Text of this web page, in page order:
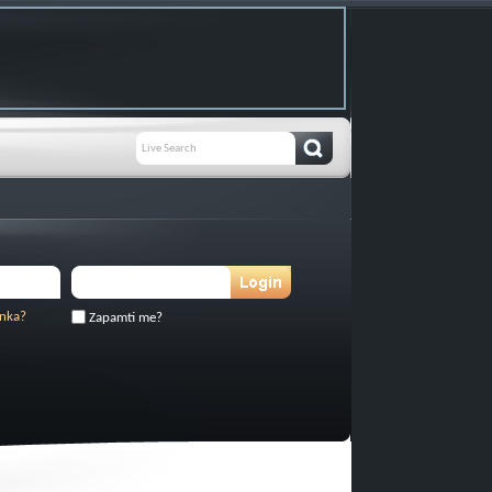
Zapamti me?